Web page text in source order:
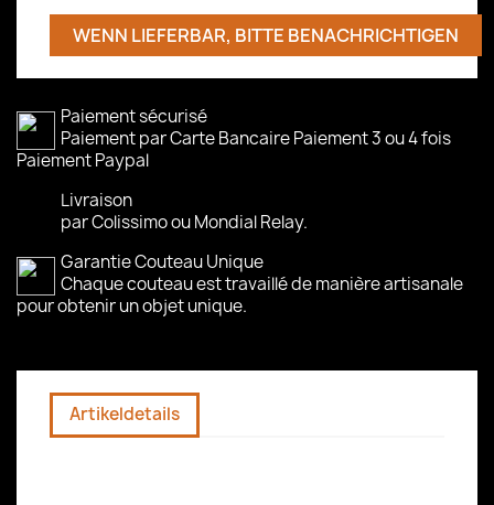
WENN LIEFERBAR, BITTE BENACHRICHTIGEN
Paiement sécurisé
Paiement par Carte Bancaire Paiement 3 ou 4 fois
Paiement Paypal
Livraison
par Colissimo ou Mondial Relay.
Garantie Couteau Unique
Chaque couteau est travaillé de manière artisanale
pour obtenir un objet unique.
Artikeldetails